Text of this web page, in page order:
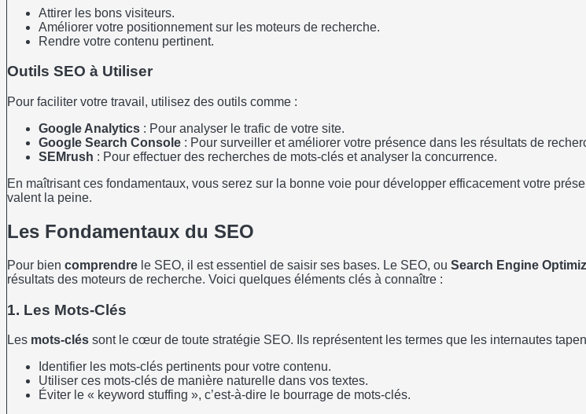
Attirer les bons visiteurs.
Améliorer votre positionnement sur les moteurs de recherche.
Rendre votre contenu pertinent.
Outils SEO à Utiliser
Pour faciliter votre travail, utilisez des outils comme :
Google Analytics : Pour analyser le trafic de votre site.
Google Search Console : Pour surveiller et améliorer votre présence dans les résultats de
SEMrush : Pour effectuer des recherches de mots-clés et analyser la concurrence.
En maîtrisant ces fondamentaux, vous serez sur la bonne voie pour développer efficacement votre
valent la peine.
Les Fondamentaux du SEO
Pour bien comprendre le SEO, il est essentiel de saisir ses bases. Le SEO, ou Search Engine
résultats des moteurs de recherche. Voici quelques éléments clés à connaître :
1. Les Mots-Clés
Les mots-clés sont le cœur de toute stratégie SEO. Ils représentent les termes que les internautes
Identifier les mots-clés pertinents pour votre contenu.
Utiliser ces mots-clés de manière naturelle dans vos textes.
Éviter le « keyword stuffing », c’est-à-dire le bourrage de mots-clés.